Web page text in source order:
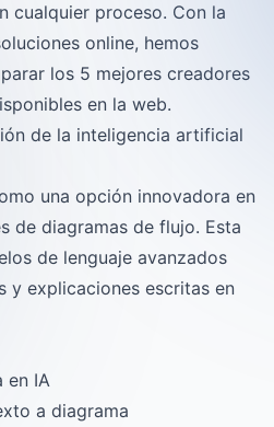
cualquier proceso. Con la
online, hemos
los 5 mejores creadores
en la web.
de la inteligencia artificial
una opción innovadora en
de diagramas de flujo. Esta
de lenguaje avanzados
y explicaciones escritas en
en IA
a diagrama